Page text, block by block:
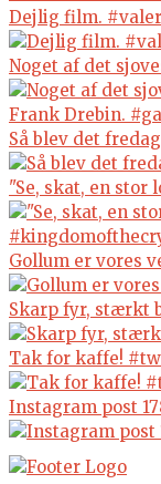
Dejlig film.
Noget af det
Så blev det
"Se, skat, en
Gollum er vores
Skarp fyr, stærkt
Tak for kaffe!
Instagram post